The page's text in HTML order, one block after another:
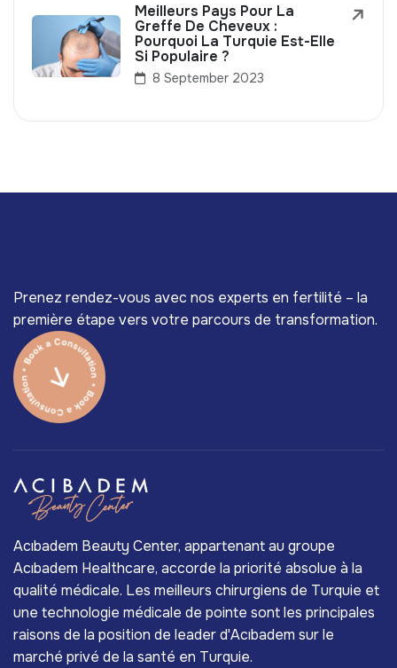
Meilleurs Pays Pour La
Greffe De Cheveux :
Pourquoi La Turquie Est-Elle
Si Populaire ?
8 September 2023
Prenez rendez-vous avec nos experts en fertilité – la
première étape vers votre parcours de transformation.
Acıbadem Beauty Center, appartenant au groupe
Acıbadem Healthcare, accorde la priorité absolue à la
qualité médicale. Les meilleurs chirurgiens de Turquie et
une technologie médicale de pointe sont les principales
raisons de la position de leader d'Acıbadem sur le
marché privé de la santé en Turquie.